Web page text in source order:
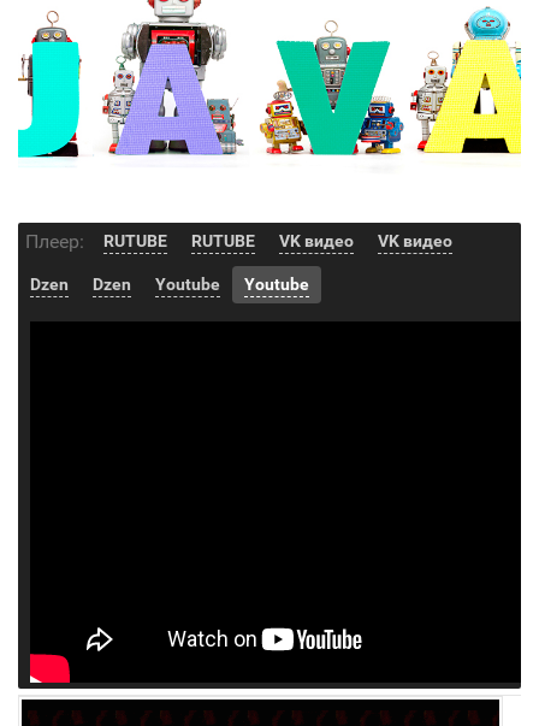
Плеер: RUTUBE RUTUBE VK видео VK видео
Dzen Dzen Youtube Youtube